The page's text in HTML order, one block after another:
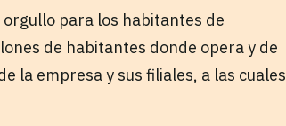
para los habitantes de
de habitantes donde opera y de
la empresa y sus filiales, a las cuales